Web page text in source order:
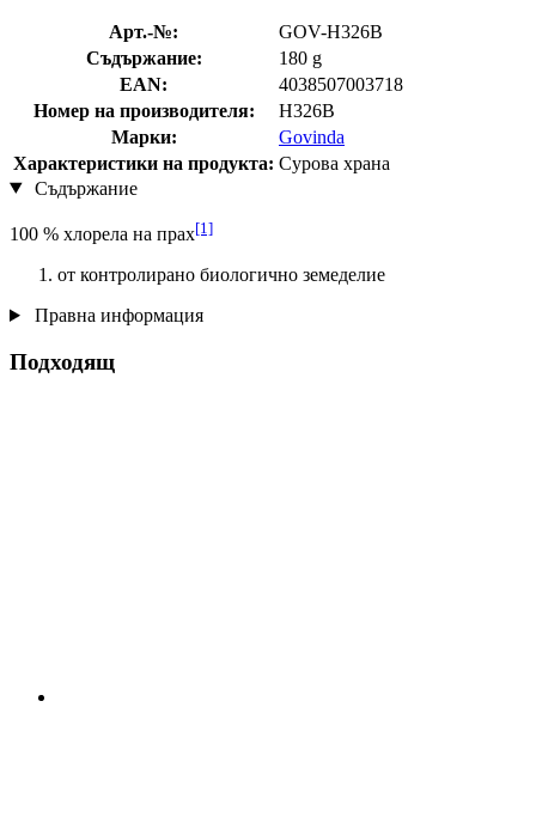
Арт.-№:
GOV-H326B
Съдържание:
180 g
EAN:
4038507003718
Номер на производителя:
H326B
Марки:
Govinda
Характеристики на продукта: Сурова храна
Съдържание
100 % хлорела на прах[1]
от контролирано биологично земеделие
Правна информация
Подходящ